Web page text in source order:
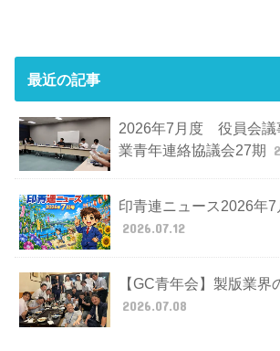
最近の記事
2026年7月度 役員会議
業青年連絡協議会27期
印青連ニュース2026年7
2026.07.12
【GC青年会】製版業界
2026.07.08